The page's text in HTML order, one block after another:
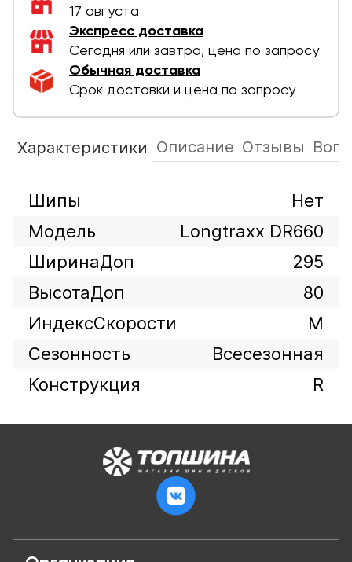
17 августа
Экспресс доставка
Сегодня или завтра, цена по запросу
Обычная доставка
Срок доставки и цена по запросу
Характеристики Описание Отзывы
Шипы
Нет
Модель
Longtraxx DR660
ШиринаДоп
295
ВысотаДоп
80
ИндексСкорости
M
Сезонность
Всесезонная
Конструкция
R